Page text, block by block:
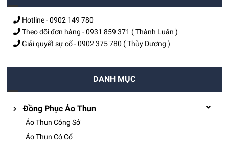
Hotline -0902 149 780
Theo dõi đơn hàng -0931 859 371 ( Thành Luân )
Giải quyết sự cố -0902 375 780 ( Thùy Dương )
DANH MỤC
Đồng Phục Áo Thun
Áo Thun Công Sở
Áo Thun Có Cổ